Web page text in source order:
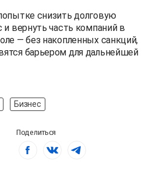
снизить долговую
и вернуть часть компаний в
— без накопленных санкций,
барьером для дальнейшей
Бизнес
Поделиться